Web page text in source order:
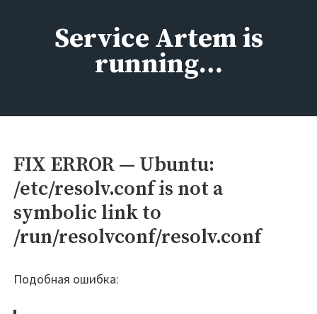
содержимомуService Artem is
running…
FIX ERROR — Ubuntu:
/etc/resolv.conf is not a
symbolic link to
/run/resolvconf/resolv.conf
Подобная ошибка: